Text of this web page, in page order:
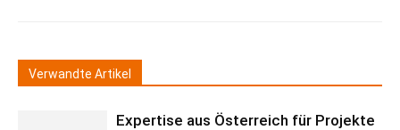
Verwandte Artikel
Expertise aus Österreich für Projekte